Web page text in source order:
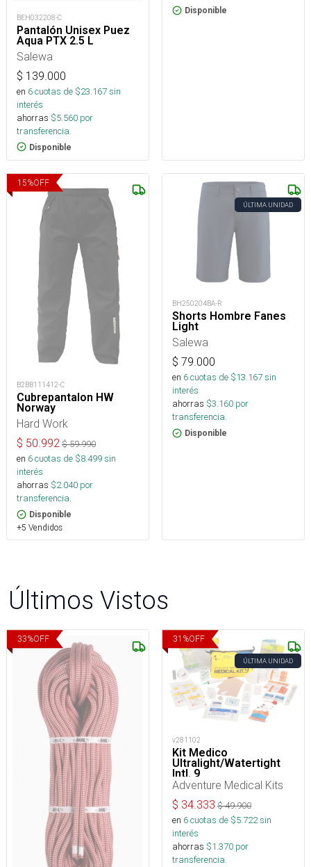
BEH032208-C
Pantalón Unisex Puez
Aqua PTX 2.5 L
Salewa
$ 139.000
en 6cuotas de $23.167sin
interés
ahorras $5.560 por
transferencia.
Disponible
Disponible
15%OFF
B2BB111412-C
Cubrepantalon HW
Norway
Hard Work
$ 50.992 $59.990
en 6cuotas de $8.499sin
interés
ahorras $2.040 por
transferencia.
Disponible
+5 Vendidos
ÚLTIMA UNIDAD
BH250204BA-R
Shorts Hombre Fanes
Light
Salewa
$ 79.000
en 6cuotas de $13.167sin
interés
ahorras $3.160 por
transferencia.
Disponible
Últimos Vistos
33%OFF 31 %OFF
ÚLTIMA UNIDAD
v281102
Kit Medico
Ultralight/Watertight
Intl. 9
Adventure Medical Kits
$ 34.333 $49.900
en 6cuotas de $5.722sin
interés
ahorras $1.370 por
transferencia.